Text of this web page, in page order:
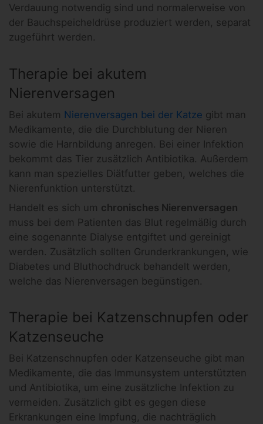
Verdauung notwendig sind und normalerweise von
der Bauchspeicheldrüse produziert werden, separat
zugeführt werden.
Therapie bei akutem
Nierenversagen
Bei akutem Nierenversagen bei der Katze gibt man
Medikamente, die die Durchblutung der Nieren
sowie die Harnbildung anregen. Bei einer Infektion
bekommt das Tier zusätzlich Antibiotika. Außerdem
kann man spezielles Diätfutter geben, welches die
Nierenfunktion unterstützt.
Handelt es sich um chronisches Nierenversagen
muss bei dem Patienten das Blut regelmäßig durch
eine sogenannte Dialyse entgiftet und gereinigt
werden. Zusätzlich sollten Grunderkrankungen, wie
Diabetes und Bluthochdruck behandelt werden,
welche das Nierenversagen begünstigen.
Therapie bei Katzenschnupfen oder
Katzenseuche
Bei Katzenschnupfen oder Katzenseuche gibt man
Medikamente, die das Immunsystem unterstützten
und Antibiotika, um eine zusätzliche Infektion zu
vermeiden. Zusätzlich gibt es gegen diese
Erkrankungen eine Impfung, die nachträglich